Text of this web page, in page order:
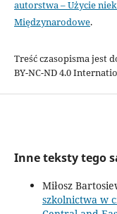
autorstwa – Użycie
Międzynarodowe.
Treść czasopisma jest
BY-NC-ND 4.0
Inne teksty tego
Miłosz
szkolnictwa w